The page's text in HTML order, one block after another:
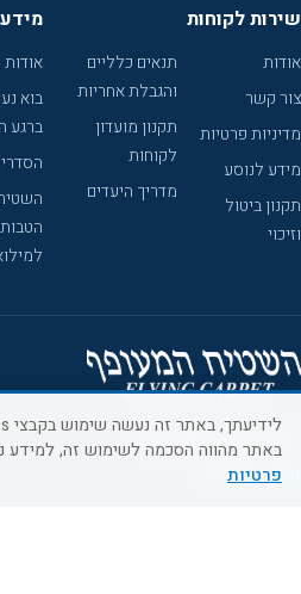
שירות לקוחות
אודות
צור קשר
מדיניות פרטיות
מידע לנוסע
תקנון ביטול
וזיכוי
תנאים כלליים
והגבלת אחריות
תקנון מועדון
לקוחות
מדריך היעדים
בוא
ברגע
הטבות
מוקד הזמנות
באתר מהווה הסכמה לשימוש זה, למידע
פרטיות